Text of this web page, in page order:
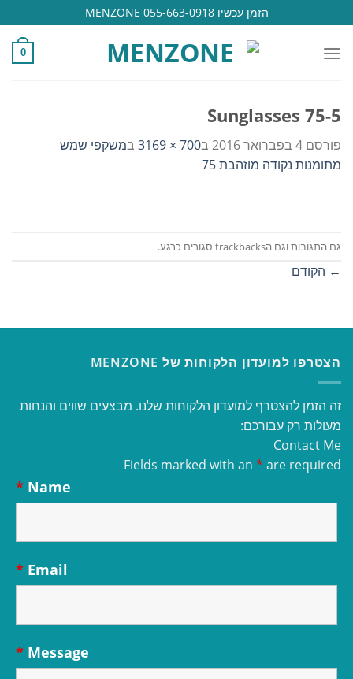
to
content
הזמן עכשיו 055-663-0918 MENZONE
0
Sunglasses 75-5
פורסם 4 בפברואר 2016 ב700 × 3169 במשקפי שמש
מתומנות נקודה מוזהבת 75
גם התגובות וגם הtrackbacks סגורים כרגע.
← הקודם
הצטרפו למועדון הלקוחות של MENZONE
זה הזמן להצטרף למועדון הלקוחות שלנו. מבצעים שווים והנחות
מעולות רק עבורכם:
Contact Me
Fields marked with an * are required
Name
*
Email
*
Message
*